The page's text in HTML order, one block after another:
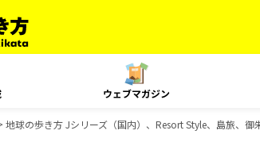
ウェブマガジン
地球の歩き方 Jシリーズ（国内）、Resort Style、島旅、